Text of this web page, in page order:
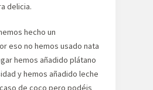
delicia.
hecho un
eso no hemos usado nata
hemos añadido plátano
y hemos añadido leche
de coco pero podéis